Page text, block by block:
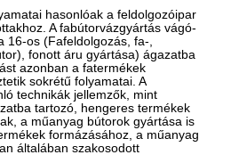
hasonlóak a feldolgozóipar
A fabútorvázgyártás vágó-
16-os (Fafeldolgozás, fa-,
fonott áru gyártása) ágazatba
azonban a fatermékek
sokrétű folyamatai. A
technikák jellemzők, mint
tartozó, hengeres termékek
a műanyag bútorok gyártása is
formázásához, a műanyag
általában szakosodott